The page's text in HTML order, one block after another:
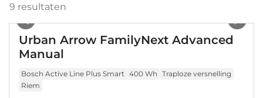
9 resultaten
Urban Arrow FamilyNext Advanced
Manual
Bosch Active Line Plus Smart 400 Wh Traploze versnelling
Riem